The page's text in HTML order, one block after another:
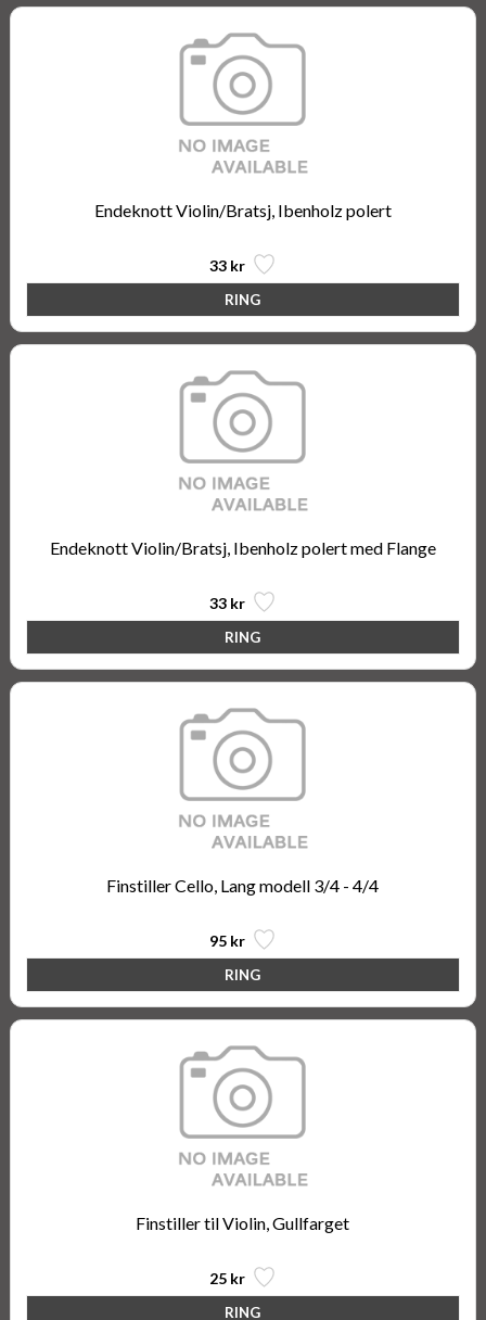
Endeknott Violin/Bratsj, Ibenholz polert
33 kr
Endeknott Violin/Bratsj, Ibenholz polert med Flange
33 kr
Finstiller Cello, Lang modell 3/4 - 4/4
95 kr
Finstiller til Violin, Gullfarget
25 kr